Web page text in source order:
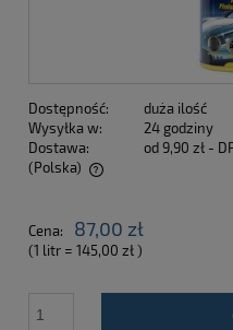
Dostępność:
duża ilość
Wysyłka w:
24 godziny
Dostawa:
od 9,90 zł -
(Polska)
Cena nie zawiera
Cena: 87,00 zł
(1 litr = 145,00 zł)